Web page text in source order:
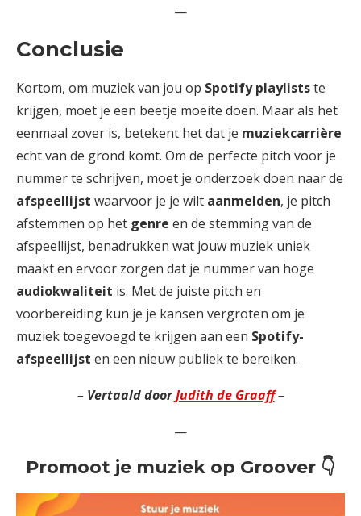
—
Conclusie
Kortom, om muziek van jou op Spotify playlistste
krijgen, moet je een beetje moeite doen. Maar als het
eenmaal zover is, betekent het dat je muziekcarrière
echt van de grond komt. Om de perfecte pitch voor je
nummer te schrijven, moet je onderzoek doen naar de
afspeellijst waarvoor je je wilt aanmelden, je pitch
afstemmen op het genre en de stemming van de
afspeellijst, benadrukken wat jouw muziek uniek
maakt en ervoor zorgen dat je nummer van hoge
audiokwaliteit is. Met de juiste pitch en
voorbereiding kun je je kansen vergroten om je
muziek toegevoegd te krijgen aan een Spotify-
afspeellijst en een nieuw publiek te bereiken.
– Vertaald doorJudith de Graaff–
—
Promoot je muziek op Groover 👇